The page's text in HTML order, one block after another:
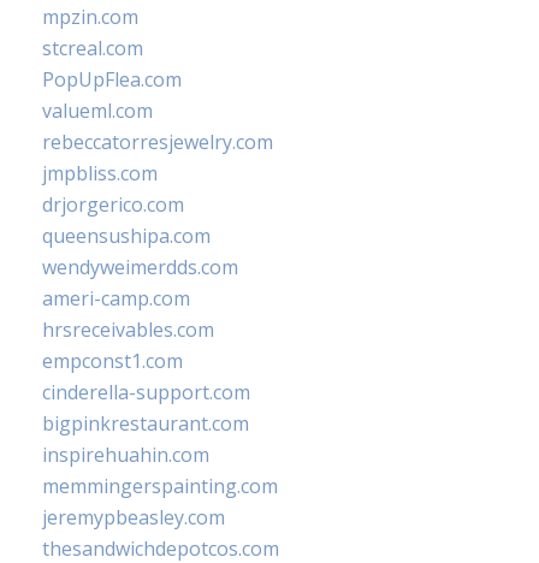
mpzin.com
stcreal.com
PopUpFlea.com
valueml.com
rebeccatorresjewelry.com
jmpbliss.com
drjorgerico.com
queensushipa.com
wendyweimerdds.com
ameri-camp.com
hrsreceivables.com
empconst1.com
cinderella-support.com
bigpinkrestaurant.com
inspirehuahin.com
memmingerspainting.com
jeremypbeasley.com
thesandwichdepotcos.com